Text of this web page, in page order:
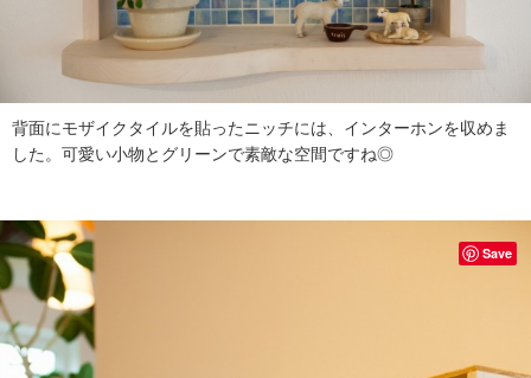
背面にモザイクタイルを貼ったニッチには、インターホンを収めま
した。可愛い小物とグリーンで素敵な空間ですね◎
Save